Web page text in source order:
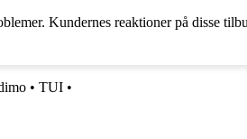
Kundernes reaktioner på disse
• TUI •